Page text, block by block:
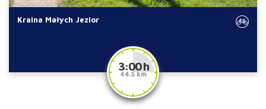
Kraina Małych Jezior
3:00 h
44.5 km